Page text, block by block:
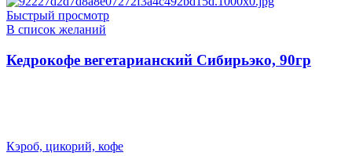
Быстрый просмотр
В список желаний
Кедрокофе вегетарианский Сибирьэко, 90гр
Кэроб, цикорий, кофе